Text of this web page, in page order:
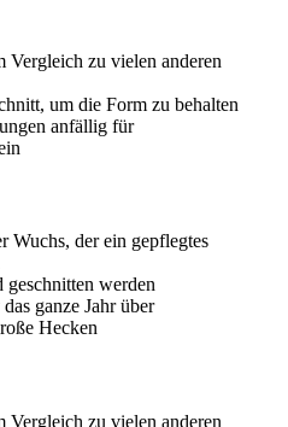
Vergleich zu vielen anderen
um die Form zu behalten
anfällig für
Wuchs, der ein gepflegtes
werden
ganze Jahr über
Hecken
Vergleich zu vielen anderen